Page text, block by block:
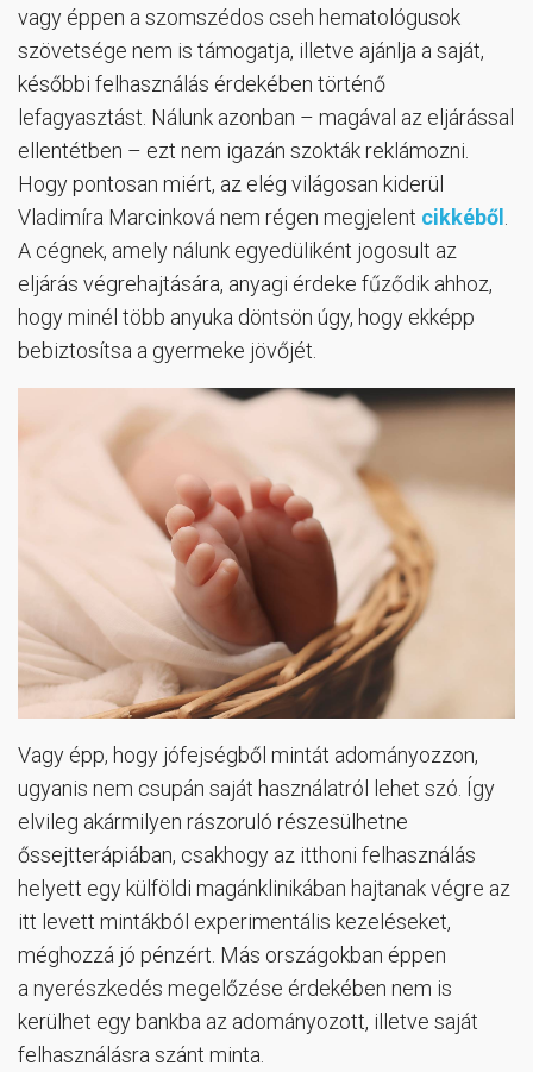
vagy éppen a szomszédos cseh hematológusok
szövetsége nem is támogatja, illetve ajánlja a saját,
későbbi felhasználás érdekében történő
lefagyasztást. Nálunk azonban – magával az eljárással
ellentétben – ezt nem igazán szokták reklámozni.
Hogy pontosan miért, az elég világosan kiderül
Vladimíra Marcinková nem régen megjelent cikkéből
A cégnek, amely nálunk egyedüliként jogosult az
eljárás végrehajtására, anyagi érdeke fűződik ahhoz,
hogy minél több anyuka döntsön úgy, hogy ekképp
bebiztosítsa a gyermeke jövőjét.
Vagy épp, hogy jófejségből mintát adományozzon,
ugyanis nem csupán saját használatról lehet szó. Így
elvileg akármilyen rászoruló részesülhetne
őssejtterápiában, csakhogy az itthoni felhasználás
helyett egy külföldi magánklinikában hajtanak végre az
itt levett mintákból experimentális kezeléseket,
méghozzá jó pénzért. Más országokban éppen
a nyerészkedés megelőzése érdekében nem is
kerülhet egy bankba az adományozott, illetve saját
felhasználásra szánt minta.